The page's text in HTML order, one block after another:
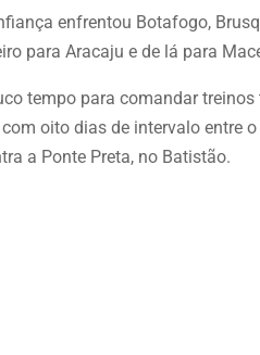
enfrentou Botafogo,
para Aracaju e de lá para
tempo para comandar
oito dias de intervalo entre
a Ponte Preta, no Batistão.